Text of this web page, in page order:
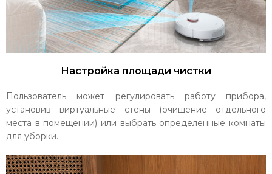
Настройка площади чистки
Пользователь может регулировать работу прибора,
установив виртуальные стены (очищение отдельного
места в помещении) или выбрать определенные комнаты
для уборки.